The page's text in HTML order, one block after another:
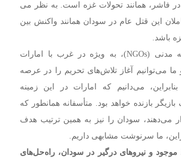
در فاشر، همانند تحولات غزه است. به نظر می
این قتل عام در سودان همانند واکنش بین
باشد.
سازمان‌های جامعه مدنی (NGOs)، به ویژه در غرب با امارات
می‌توانیم آغاز تلاش‌های تحریم را در عرصه
بنابراین، می‌دانیم که امارات در این زمینه
بازیگر بازنده خواهد بود. متأسفانه همانطور که
می‌دهند، سودان را نیز به همین ترتیب هدف
ما سرنوشت مشابهی داریم.
موجود و نیروهای درگیر در سودان، راه‌حل‌های